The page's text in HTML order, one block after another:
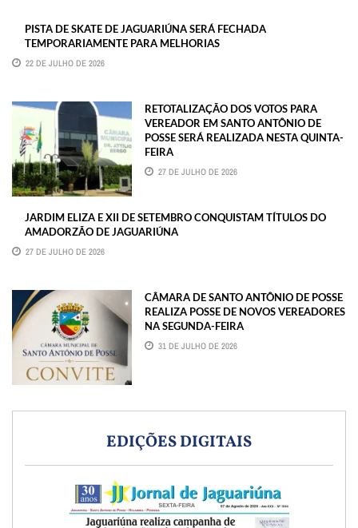
PISTA DE SKATE DE JAGUARIÚNA SERÁ FECHADA
TEMPORARIAMENTE PARA MELHORIAS
22 DE JULHO DE 2026
RETOTALIZAÇÃO DOS VOTOS PARA
VEREADOR EM SANTO ANTÔNIO DE
POSSE SERÁ REALIZADA NESTA QUINTA-
FEIRA
27 DE JULHO DE 2026
JARDIM ELIZA E XII DE SETEMBRO CONQUISTAM TÍTULOS DO
AMADORZÃO DE JAGUARIÚNA
27 DE JULHO DE 2026
CÂMARA DE SANTO ANTÔNIO DE POSSE
REALIZA POSSE DE NOVOS VEREADORES
NA SEGUNDA-FEIRA
31 DE JULHO DE 2026
EDIÇÕES DIGITAIS